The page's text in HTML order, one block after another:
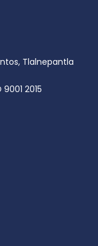
Tlalnepantla
2015